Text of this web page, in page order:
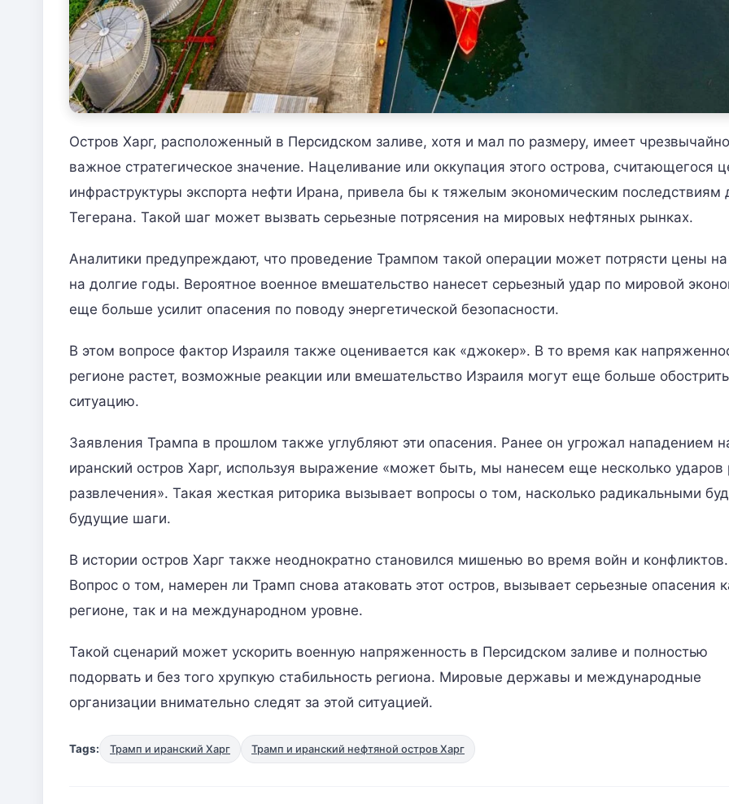
Остров Харг, расположенный в Персидском заливе, хотя и мал по размеру, имеет чрезвычайно
важное стратегическое значение. Нацеливание или оккупация этого острова, считающегося
инфраструктуры экспорта нефти Ирана, привела бы к тяжелым экономическим последствиям
Тегерана. Такой шаг может вызвать серьезные потрясения на мировых нефтяных рынках.
Аналитики предупреждают, что проведение Трампом такой операции может потрясти цены
на долгие годы. Вероятное военное вмешательство нанесет серьезный удар по мировой
еще больше усилит опасения по поводу энергетической безопасности.
В этом вопросе фактор Израиля также оценивается как «джокер». В то время как
регионе растет, возможные реакции или вмешательство Израиля могут еще больше обострить
ситуацию.
Заявления Трампа в прошлом также углубляют эти опасения. Ранее он угрожал нападением
иранский остров Харг, используя выражение «может быть, мы нанесем еще несколько ударов
развлечения». Такая жесткая риторика вызывает вопросы о том, насколько радикальными
будущие шаги.
В истории остров Харг также неоднократно становился мишенью во время войн и конфликтов.
Вопрос о том, намерен ли Трамп снова атаковать этот остров, вызывает серьезные опасения
регионе, так и на международном уровне.
Такой сценарий может ускорить военную напряженность в Персидском заливе и полностью
подорвать и без того хрупкую стабильность региона. Мировые державы и международные
организации внимательно следят за этой ситуацией.
Tags: Трамп и иранский Харг Трамп и иранский нефтяной остров Харг